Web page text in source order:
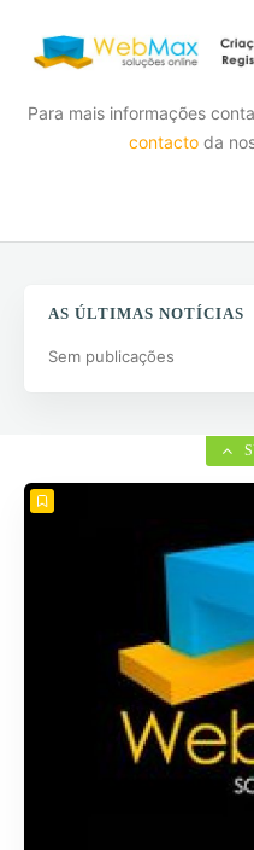
Para mais informações
contactoda
AS ÚLTIMAS NOTÍCIAS
Sem publicações